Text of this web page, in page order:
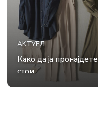
АКТУЕЛ
Како да ја
стои